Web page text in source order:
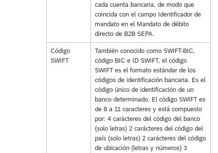
cada cuenta bancaria, de modo que
coincida con el campo Identificador de
mandato en el Mandato de débito
directo de B2B SEPA.
Código
SWIFT
También conocido como SWIFT-BIC,
código BIC e ID SWIFT, el código
SWIFT es el formato estándar de los
códigos de identificación bancaria. Es el
código único de identificación de un
banco determinado. El código SWIFT es
de 8 a 11 caracteres y está compuesto
por: 4 carácteres del código del banco
(solo letras) 2 carácteres del código del
país (solo letras) 2 carácteres del código
de ubicación (letras y números) 3